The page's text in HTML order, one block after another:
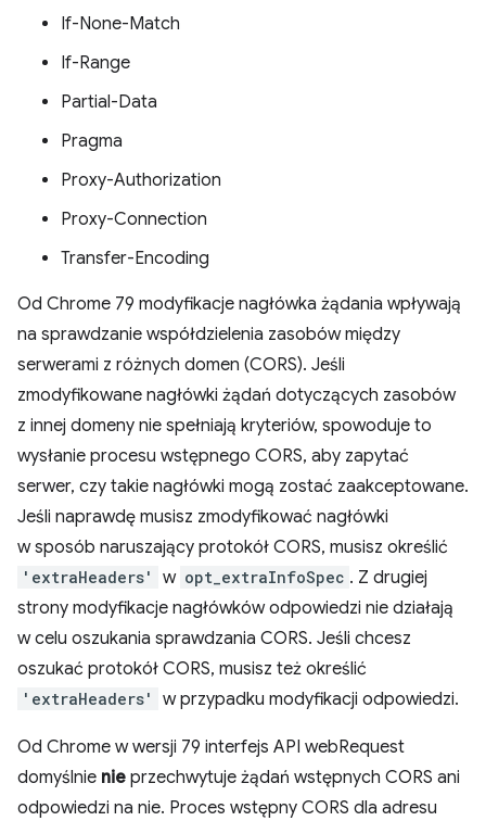
If-None-Match
If-Range
Partial-Data
Pragma
Proxy-Authorization
Proxy-Connection
Transfer-Encoding
Od Chrome 79 modyfikacje nagłówka żądania wpływają
na sprawdzanie współdzielenia zasobów między
serwerami z różnych domen (CORS). Jeśli
zmodyfikowane nagłówki żądań dotyczących zasobów
z innej domeny nie spełniają kryteriów, spowoduje to
wysłanie procesu wstępnego CORS, aby zapytać
serwer, czy takie nagłówki mogą zostać zaakceptowane.
Jeśli naprawdę musisz zmodyfikować nagłówki
w sposób naruszający protokół CORS, musisz określić
'extraHeaders' w opt_extraInfoSpec . Z drugiej
strony modyfikacje nagłówków odpowiedzi nie działają
w celu oszukania sprawdzania CORS. Jeśli chcesz
oszukać protokół CORS, musisz też określić
'extraHeaders' w przypadku modyfikacji odpowiedzi.
Od Chrome w wersji 79 interfejs API webRequest
domyślnie nie przechwytuje żądań wstępnych CORS ani
odpowiedzi na nie. Proces wstępny CORS dla adresu